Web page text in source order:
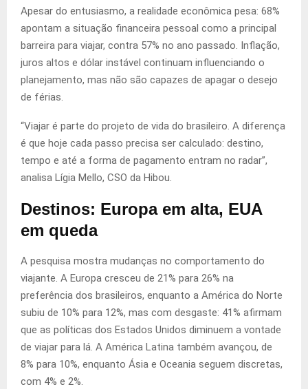
Apesar do entusiasmo, a realidade econômica pesa: 68%
apontam a situação financeira pessoal como a principal
barreira para viajar, contra 57% no ano passado. Inflação,
juros altos e dólar instável continuam influenciando o
planejamento, mas não são capazes de apagar o desejo
de férias.
“Viajar é parte do projeto de vida do brasileiro. A diferença
é que hoje cada passo precisa ser calculado: destino,
tempo e até a forma de pagamento entram no radar”,
analisa Lígia Mello, CSO da Hibou.
Destinos: Europa em alta, EUA
em queda
A pesquisa mostra mudanças no comportamento do
viajante. A Europa cresceu de 21% para 26% na
preferência dos brasileiros, enquanto a América do Norte
subiu de 10% para 12%, mas com desgaste: 41% afirmam
que as políticas dos Estados Unidos diminuem a vontade
de viajar para lá. A América Latina também avançou, de
8% para 10%, enquanto Ásia e Oceania seguem discretas,
com 4% e 2%.